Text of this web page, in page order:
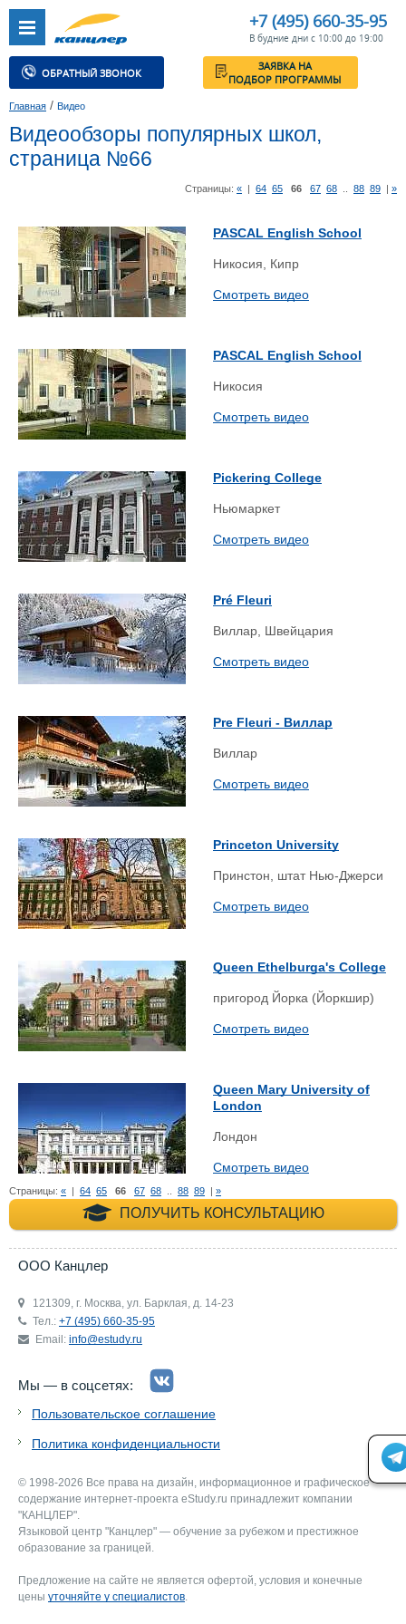
+7 (495) 660-35-95
В будние дни с 10:00 до 19:00
ОБРАТНЫЙ ЗВОНОК
ЗАЯВКА НА
ПОДБОР ПРОГРАММЫ
Главная / Видео
Видеообзоры популярных школ,
страница №66
Страницы: « | 64 65 66 67 68 88 89 | »
PASCAL English School
Никосия, Кипр
Смотреть видео
PASCAL English School
Никосия
Смотреть видео
Pickering College
Ньюмаркет
Смотреть видео
Pré Fleuri
Виллар, Швейцария
Смотреть видео
Pre Fleuri - Виллар
Виллар
Смотреть видео
Princeton University
Принстон, штат Нью-Джерси
Смотреть видео
Queen Ethelburga's College
пригород Йорка (Йоркшир)
Смотреть видео
Queen Mary University of
London
Лондон
Смотреть видео
Страницы: « | 64 65 66 67 68 88 89 | »
ПОЛУЧИТЬ КОНСУЛЬТАЦИЮ
+7 (495) 660-35-
ООО Канцлер
121309, г. Москва, ул. Барклая, д. 14-23
Тел.: +7 (495) 660-35-95
Email: info@estudy.ru
Мы — в соцсетях:
Пользовательское соглашение
Политика конфиденциальности
© 1998-2026 Все права на дизайн, информационное и графическое
содержание интернет-проекта eStudy.ru принадлежит компании
"КАНЦЛЕР".
Языковой центр "Канцлер" — обучение за рубежом и престижное
образование за границей.
Предложение на сайте не является офертой, условия и конечные
цены уточняйте у специалистов